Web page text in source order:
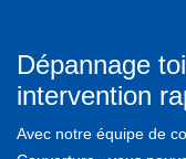
Dépannage
intervention
Avec notre équipe de